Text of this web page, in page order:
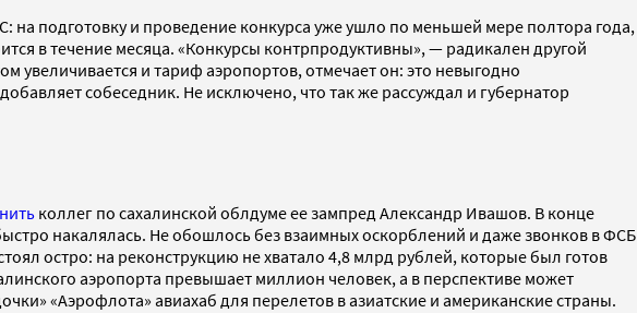
на подготовку и проведение конкурса уже ушло по меньшей мере полтора года,
в течение месяца. «Конкурсы контрпродуктивны», — радикален другой
увеличивается и тариф аэропортов, отмечает он: это невыгодно
собеседник. Не исключено, что так же рассуждал и губернатор
коллег по сахалинской облдуме ее зампред Александр Ивашов. В конце
накалялась. Не обошлось без взаимных оскорблений и даже звонков в ФСБ
остро: на реконструкцию не хватало 4,8 млрд рублей, которые был готов
аэропорта превышает миллион человек, а в перспективе может
«Аэрофлота» авиахаб для перелетов в азиатские и американские страны.